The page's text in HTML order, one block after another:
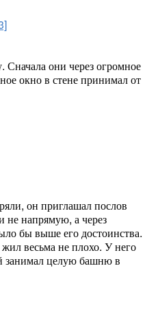
они через огромное
окно в стене принимал от
он приглашал послов
не напрямую, а через
бы выше его достоинства.
весьма не плохо. У него
занимал целую башню в